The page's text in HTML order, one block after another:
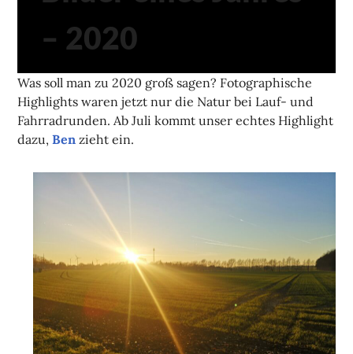
– 2020
Was soll man zu 2020 groß sagen? Fotographische
Highlights waren jetzt nur die Natur bei Lauf- und
Fahrradrunden. Ab Juli kommt unser echtes Highlight
dazu,Benzieht ein.